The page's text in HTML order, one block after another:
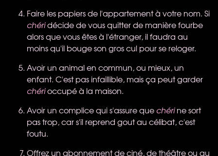
Faire les papiers de l'appartement à votre nom. Si
chéridécide de vous quitter de manière fourbe
alors que vous êtes à l'étranger, il faudra au
moins qu'il bouge son gros cul pour se reloger.
Avoir un animal en commun, ou mieux, un
enfant. C'est pas infaillible, mais ça peut garder
chérioccupé à la maison.
Avoir un complice qui s'assure que chérine sort
pas trop, car s'il reprend gout au célibat, c'est
foutu.
Offrez un abonnement de ciné, de théâtre ou au